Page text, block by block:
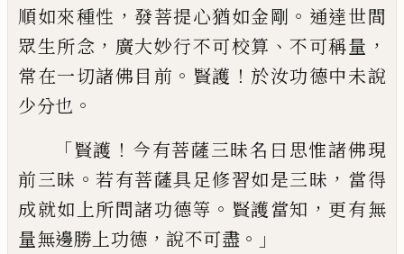
順如來種性 ， 發菩提心猶如金剛 。 通達世間
眾生所念 ， 廣大妙行不可校算 、不可稱量 ，
常在一切諸佛目前 。 賢護 ！ 於汝功德中未說
少分也 。
「賢護 ！ 今有菩薩三昧名曰思惟諸佛現
前三昧 。若有菩薩具足修習如是三昧 ， 當得
成就如上所問諸功德等 。 賢護當知 ， 更有無
量無邊勝上功德 ， 說不可盡 。」